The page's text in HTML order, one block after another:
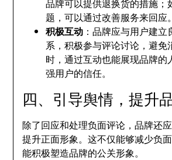
品牌可以提供退换货的措施；
题，可以通过改善服务来回应。
积极互动 ：品牌应与用户建
系，积极参与评论讨论，避免
时，通过互动也能展现品牌的
强用户的信任。
四、引导舆情，提升
除了回应和处理负面评论，品牌还
提升正面形象。这不仅能够减少负
能积极塑造品牌的公关形象。